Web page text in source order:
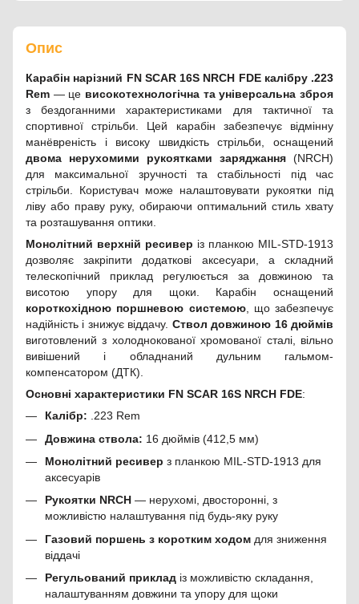
Опис
Карабін нарізний FN SCAR 16S NRCH FDE калібру .223
Rem — це високотехнологічна та універсальна зброя
з бездоганними характеристиками для тактичної та
спортивної стрільби. Цей карабін забезпечує відмінну
манёвреність і високу швидкість стрільби, оснащений
двома нерухомими рукоятками заряджання (NRCH)
для максимальної зручності та стабільності під час
стрільби. Користувач може налаштовувати рукоятки під
ліву або праву руку, обираючи оптимальний стиль хвату
та розташування оптики.
Монолітний верхній ресивер із планкою MIL-STD-1913
дозволяє закріпити додаткові аксесуари, а складний
телескопічний приклад регулюється за довжиною та
висотою упору для щоки. Карабін оснащений
короткохідною поршневою системою, що забезпечує
надійність і знижує віддачу. Ствол довжиною 16 дюймів
виготовлений з холоднокованої хромованої сталі, вільно
вивішений і обладнаний дульним гальмом-
компенсатором (ДТК).
Основні характеристики FN SCAR 16S NRCH FDE:
Калібр: .223 Rem
Довжина ствола: 16 дюймів (412,5 мм)
Монолітний ресивер з планкою MIL-STD-1913 для
аксесуарів
Рукоятки NRCH — нерухомі, двосторонні, з
можливістю налаштування під будь-яку руку
Газовий поршень з коротким ходом для зниження
віддачі
Регульований приклад із можливістю складання,
налаштуванням довжини та упору для щоки